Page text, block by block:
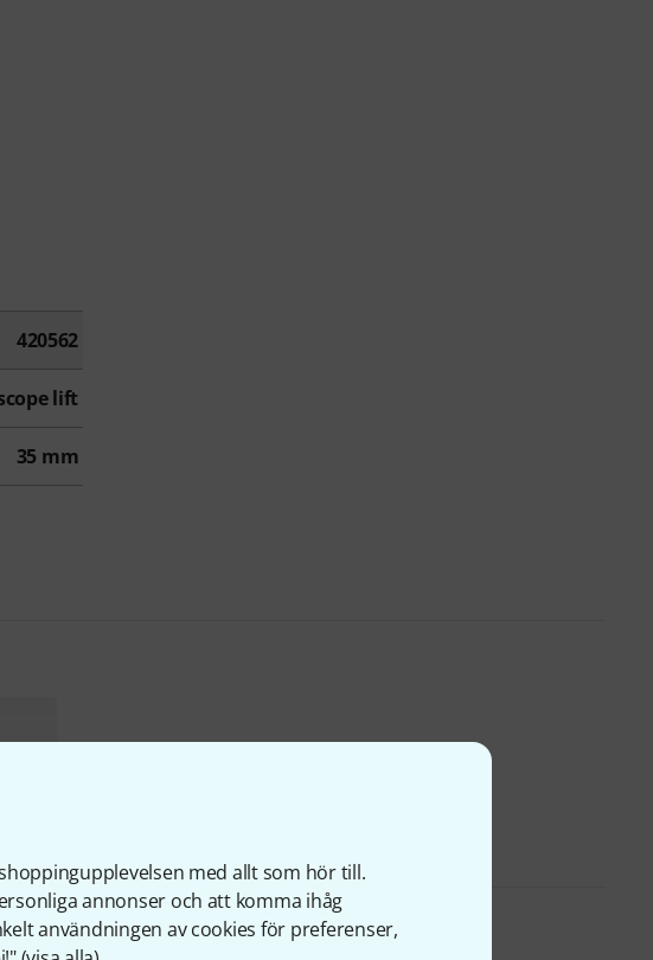
med allt som hör till.
annonser och att komma ihåg
användningen av cookies för preferenser,
420562
lift
35 mm